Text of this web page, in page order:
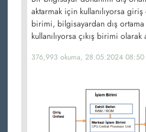
aktarmak için kullanılıyorsa
birimi, bilgisayardan dış
kullanılıyorsa çıkış birimi olarak
376,993 okuma, 28.05.2024 08:50